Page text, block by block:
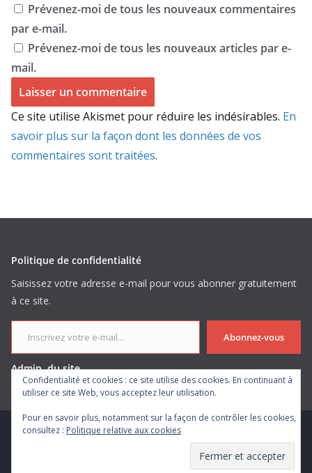
Prévenez-moi de tous les nouveaux commentaires
par e-mail.
Prévenez-moi de tous les nouveaux articles par e-
mail.
Ce site utilise Akismet pour réduire les indésirables. En
savoir plus sur la façon dont les données de vos
commentaires sont traitées.
Politique de confidentialité
Saisissez votre adresse e-mail pour vous abonner gratuitement
à ce site.
Inscrivez votre e-mail...
Abonnez-vous
Admin. du site
. Tous droits réservés.
par ThemeGrill. Propulsé parWordPress
Confidentialité et cookies : ce site utilise des cookies. En continuant à
utiliser ce site Web, vous acceptez leur utilisation.
Pour en savoir plus, notamment sur la façon de contrôler les cookies,
consultez : Politique relative aux cookies